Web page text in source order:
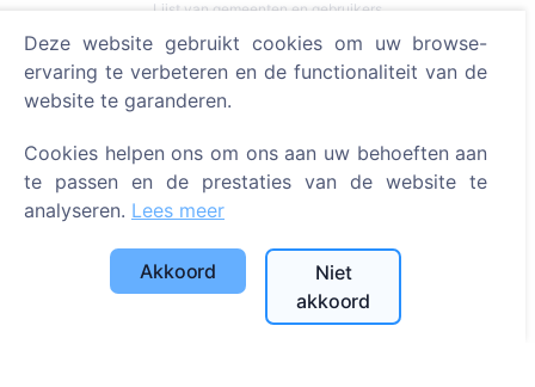
Lijst van gemeenten en gebruikers
Privacybeleid
Betalingsbeleid
Zoeken
Zoeken naar overledenen
Zoeken naar begraafplaatsen
Diensten
Deze website gebruikt cookies om uw browse-
ervaring te verbeteren en de functionaliteit van de
website te garanderen.
Cookies helpen ons om ons aan uw behoeften aan
te passen en de prestaties van de website te
analyseren. Lees meer
Akkoord
Niet
akkoord